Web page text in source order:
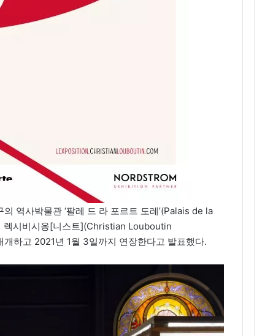
역사박물관 ‘팔레 드 라 포르트 도레’(Palais de la
렉시비시옹[니스트](Christian Louboutin
하고 2021년 1월 3일까지 연장한다고 발표했다.